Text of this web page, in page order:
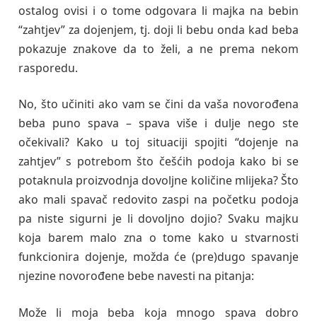
ostalog ovisi i o tome odgovara li majka na bebin
“zahtjev” za dojenjem, tj. doji li bebu onda kad beba
pokazuje znakove da to želi, a ne prema nekom
rasporedu.
No, što učiniti ako vam se čini da vaša novorođena
beba puno spava – spava više i dulje nego ste
očekivali? Kako u toj situaciji spojiti “dojenje na
zahtjev” s potrebom što češćih podoja kako bi se
potaknula proizvodnja dovoljne količine mlijeka? Što
ako mali spavač redovito zaspi na početku podoja
pa niste sigurni je li dovoljno dojio? Svaku majku
koja barem malo zna o tome kako u stvarnosti
funkcionira dojenje, možda će (pre)dugo spavanje
njezine novorođene bebe navesti na pitanja:
Može li moja beba koja mnogo spava dobro